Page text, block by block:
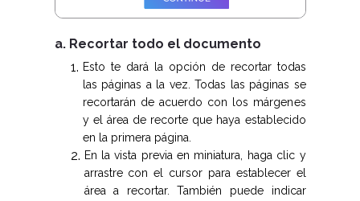
a. Recortar todo el documento
Esto te dará la opción de recortar todas
las páginas a la vez. Todas las páginas se
recortarán de acuerdo con los márgenes
y el área de recorte que haya establecido
en la primera página.
En la vista previa en miniatura, haga clic y
arrastre con el cursor para establecer el
área a recortar. También puede indicar